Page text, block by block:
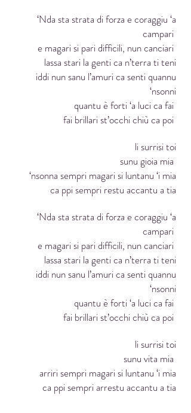
‘Nda sta strata di forza e coraggiu ‘a
campari
e magari si pari difficili, nun canciari
lassa stari la genti ca n’terra ti teni
iddi nun sanu l’amuri ca senti quannu
‘nsonni
quantu è forti ‘a luci ca fai
fai brillari st’occhi chiù ca poi
li surrisi toi
sunu gioia mia
‘nsonna sempri magari si luntanu ‘i mia
ca ppi sempri restu accantu a tia
‘Nda sta strata di forza e coraggiu ‘a
campari
e magari si pari difficili, nun canciari
lassa stari la genti ca n’terra ti teni
iddi nun sanu l’amuri ca senti quannu
‘nsonni
quantu è forti ‘a luci ca fai
fai brillari st’occhi chiù ca poi
li surrisi toi
sunu vita mia
arriri sempri magari si luntanu ‘i mia
ca ppi sempri arrestu accantu a tia